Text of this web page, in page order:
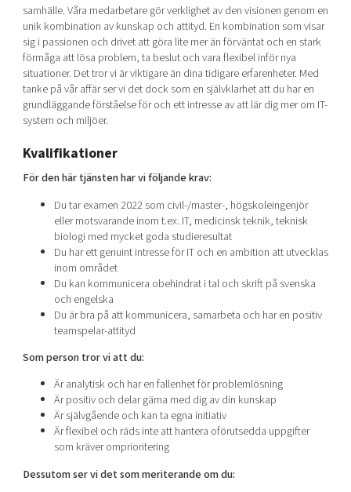
samhälle. Våra medarbetare gör verklighet av den visionen genom en
unik kombination av kunskap och attityd. En kombination som visar
sig i passionen och drivet att göra lite mer än förväntat och en stark
förmåga att lösa problem, ta beslut och vara flexibel inför nya
situationer. Det tror vi är viktigare än dina tidigare erfarenheter. Med
tanke på vår affär ser vi det dock som en självklarhet att du har en
grundläggande förståelse för och ett intresse av att lär dig mer om IT-
system och miljöer.
Kvalifikationer
För den här tjänsten har vi följande krav:
Du tar examen 2022 som civil-/master-, högskoleingenjör
eller motsvarande inom t.ex. IT, medicinsk teknik, teknisk
biologi med mycket goda studieresultat
Du har ett genuint intresse för IT och en ambition att utvecklas
inom området
Du kan kommunicera obehindrat i tal och skrift på svenska
och engelska
Du är bra på att kommunicera, samarbeta och har en positiv
teamspelar-attityd
Som person tror vi att du:
Är analytisk och har en fallenhet för problemlösning
Är positiv och delar gärna med dig av din kunskap
Är självgående och kan ta egna initiativ
Är flexibel och räds inte att hantera oförutsedda uppgifter
som kräver omprioritering
Dessutom ser vi det som meriterande om du: